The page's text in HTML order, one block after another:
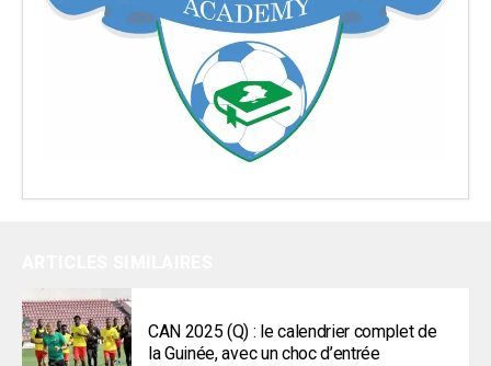
CAN 2025 (Q) : le calendrier complet de
la Guinée, avec un choc d’entrée